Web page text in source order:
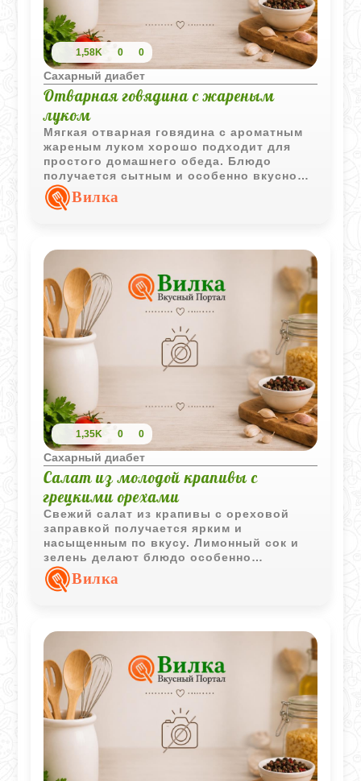
1,58K 0 0
Сахарный диабет
Отварная говядина с жареным
луком
Мягкая отварная говядина с ароматным
жареным луком хорошо подходит для
простого домашнего обеда. Блюдо
получается сытным и особенно вкусно
сочетается с картофелем или тушеными
овощами.
Вилка
1,35K 0 0
Сахарный диабет
Салат из молодой крапивы с
грецкими орехами
Свежий салат из крапивы с ореховой
заправкой получается ярким и
насыщенным по вкусу. Лимонный сок и
зелень делают блюдо особенно
ароматным и легким.
Вилка